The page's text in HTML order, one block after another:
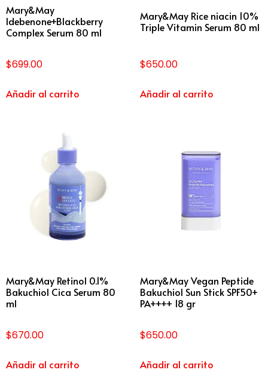
Mary&May
Idebenone+Blackberry
Complex Serum 80 ml
$699.00
Añadir al carrito
Mary&May Rice niacin 10%
Triple Vitamin Serum 80 ml
$650.00
Añadir al carrito
Mary&May Retinol 0.1%
Bakuchiol Cica Serum 80
ml
$670.00
Añadir al carrito
Mary&May Vegan Peptide
Bakuchiol Sun Stick SPF50+
PA++++ 18 gr
$650.00
Añadir al carrito